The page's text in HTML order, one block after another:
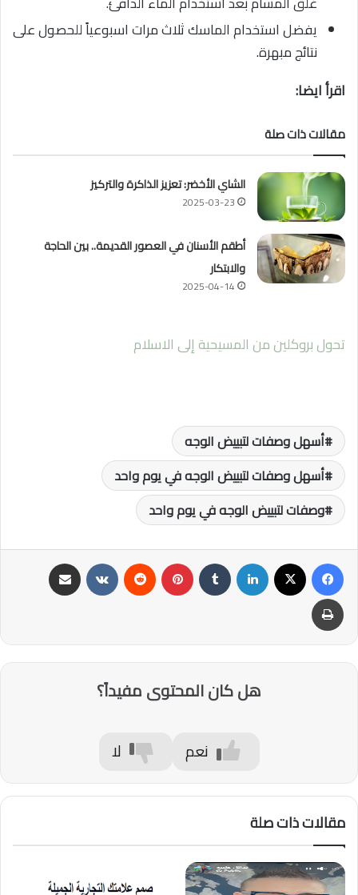
يفضل استخدام الماسك ثلاث مرات اسبوعياً للحصول على
نتائج مبهرة.
اقرأ ايضا:
مقالات ذات صلة
الشاي الأخضر: تعزيز الذاكرة والتركيز
2025-03-23
أطقم الأسنان في العصور القديمة.. بين الحاجة
والابتكار
2025-04-14
تحول بروكلين من المسيحية إلى الاسلام
أسهل وصفات لتبييض الوجه
أسهل وصفات لتبييض الوجه في يوم واحد
وصفات لتبييض الوجه في يوم واحد
هل كان المحتوى مفيداً؟
نعم لا
مقالات ذات صلة